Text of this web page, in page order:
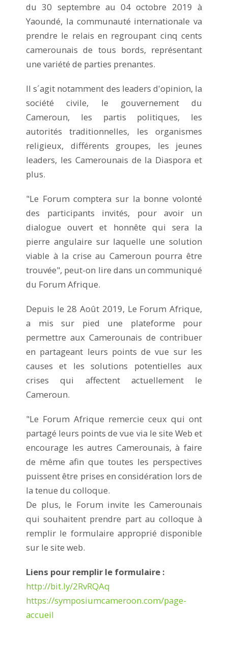
du 30 septembre au 04 octobre 2019 à
Yaoundé, la communauté internationale va
prendre le relais en regroupant cinq cents
camerounais de tous bords, représentant
une variété de parties prenantes.
Il s´agit notamment des leaders d'opinion, la
société civile, le gouvernement du
Cameroun, les partis politiques, les
autorités traditionnelles, les organismes
religieux, différents groupes, les jeunes
leaders, les Camerounais de la Diaspora et
plus.
"Le Forum comptera sur la bonne volonté
des participants invités, pour avoir un
dialogue ouvert et honnête qui sera la
pierre angulaire sur laquelle une solution
viable à la crise au Cameroun pourra être
trouvée", peut-on lire dans un communiqué
du Forum Afrique.
Depuis le 28 Août 2019, Le Forum Afrique,
a mis sur pied une plateforme pour
permettre aux Camerounais de contribuer
en partageant leurs points de vue sur les
causes et les solutions potentielles aux
crises qui affectent actuellement le
Cameroun.
"Le Forum Afrique remercie ceux qui ont
partagé leurs points de vue via le site Web et
encourage les autres Camerounais, à faire
de même afin que toutes les perspectives
puissent être prises en considération lors de
la tenue du colloque.
De plus, le Forum invite les Camerounais
qui souhaitent prendre part au colloque à
remplir le formulaire approprié disponible
sur le site web.
Liens pour remplir le formulaire :
http://bit.ly/2RvRQAq
https://symposiumcameroon.com/page-
accueil